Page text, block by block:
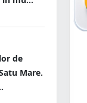
de
Mare.